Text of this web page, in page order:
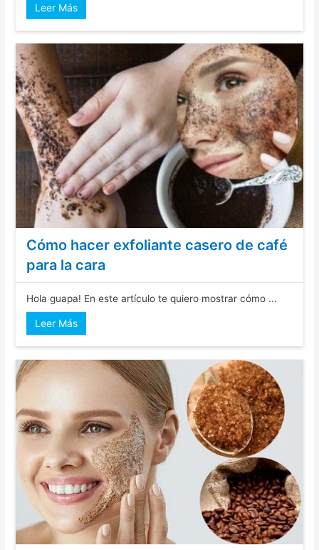
Leer Más
Cómo hacer exfoliante casero de café
para la cara
Hola guapa! En este artículo te quiero mostrar cómo ...
Leer Más